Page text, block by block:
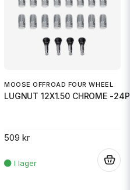
MOOSE OFFROAD FOUR WHEEL
LUGNUT 12X1.50 CHROME -
509 kr